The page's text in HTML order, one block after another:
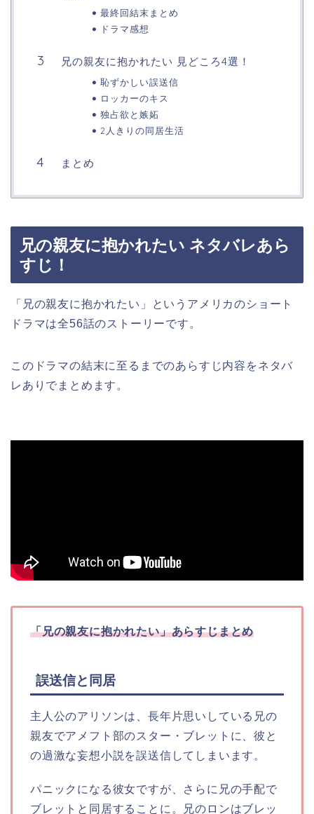
最終回結末まとめ
ドラマ感想
兄の親友に抱かれたい 見どころ4選！
恥ずかしい誤送信
ロッカーのキス
独占欲と嫉妬
2人きりの同居生活
まとめ
兄の親友に抱かれたい ネタバレあら
すじ！
「兄の親友に抱かれたい」というアメリカのショート
ドラマは全56話のストーリーです。
このドラマの結末に至るまでのあらすじ内容をネタバ
レありでまとめます。
「兄の親友に抱かれたい」あらすじまとめ
誤送信と同居
主人公のアリソンは、長年片思いしている兄の
親友でアメフト部のスター・ブレットに、彼と
の過激な妄想小説を誤送信してしまいます。
パニックになる彼女ですが、さらに兄の手配で
ブレットと同居することに。兄のロンはブレッ